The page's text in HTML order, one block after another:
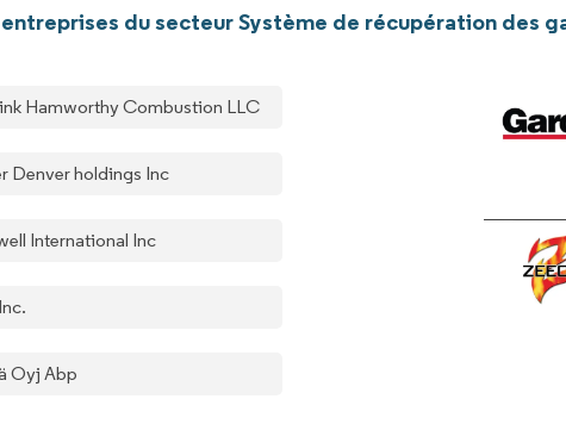
du secteur Système de récupération des
Hamworthy Combustion LLC
Denver holdings Inc
International Inc
Oyj Abp